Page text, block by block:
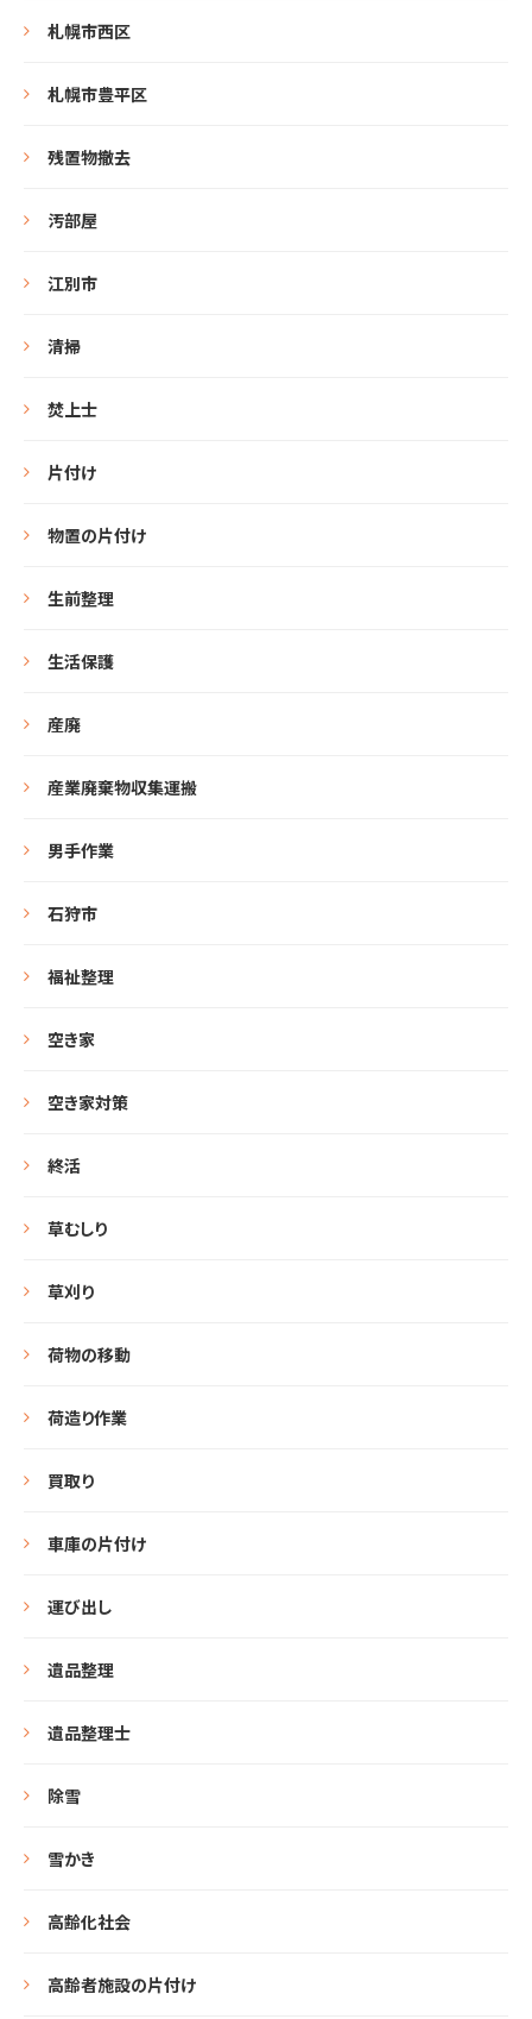
札幌市西区
札幌市豊平区
残置物撤去
汚部屋
江別市
清掃
焚上士
片付け
物置の片付け
生前整理
生活保護
産廃
産業廃棄物収集運搬
男手作業
石狩市
福祉整理
空き家
空き家対策
終活
草むしり
草刈り
荷物の移動
荷造り作業
買取り
車庫の片付け
運び出し
遺品整理
遺品整理士
除雪
雪かき
高齢化社会
高齢者施設の片付け